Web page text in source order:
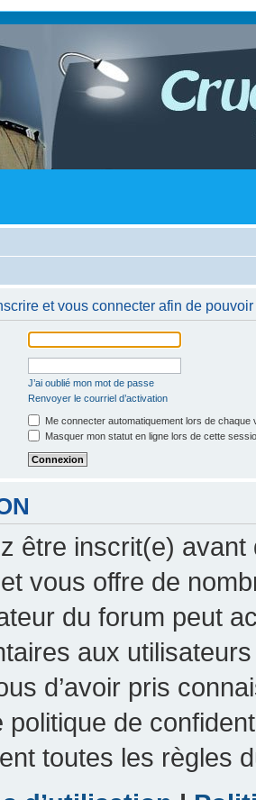
et vous connecter afin de
J’ai oublié mon mot de passe
Renvoyer le courriel d’activation
Me connecter automatiquement lors de chaque
Masquer mon statut en ligne lors de cette
être inscrit(e) avant
vous offre de
du forum peut
aux
d’avoir pris
politique de
toutes les règles